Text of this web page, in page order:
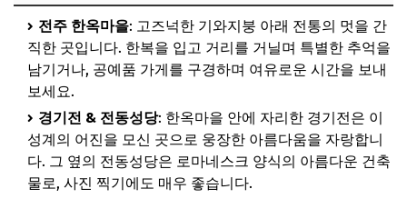
전주 한옥마을: 고즈넉한 기와지붕 아래 전통의 멋을 간
직한 곳입니다. 한복을 입고 거리를 거닐며 특별한 추억을
남기거나, 공예품 가게를 구경하며 여유로운 시간을 보내
보세요.
경기전 & 전동성당: 한옥마을 안에 자리한 경기전은 이
성계의 어진을 모신 곳으로 웅장한 아름다움을 자랑합니
다. 그 옆의 전동성당은 로마네스크 양식의 아름다운 건축
물로, 사진 찍기에도 매우 좋습니다.